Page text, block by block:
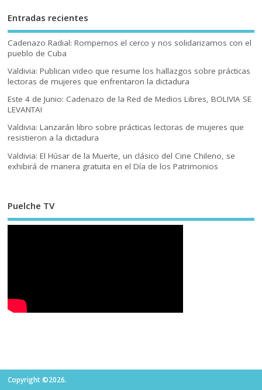
Entradas recientes
Cadenazo Radial: Rompemos el cerco y nos solidarizamos con el
pueblo de Cuba
Valdivia: Publican video que resume los hallazgos sobre prácticas
lectoras de mujeres que enfrentaron la dictadura
Este 4 de Junio: Cadenazo de la Red de Medios Libres, BOLIVIA SE
LEVANTA!
Valdivia: Lanzarán libro sobre prácticas lectoras de mujeres que
resistieron a la dictadura
Valdivia: El Húsar de la Muerte, un clásico del Cine Chileno, se
exhibirá de manera gratuita en el Día de los Patrimonios
Puelche TV
Copyright ©2026.